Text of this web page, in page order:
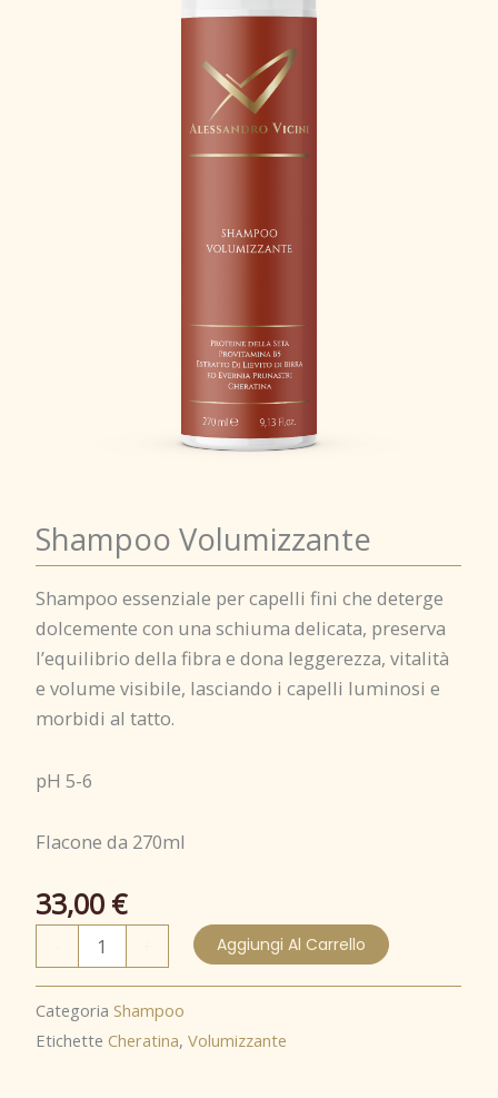
Shampoo Volumizzante
Shampoo essenziale per capelli fini che deterge
dolcemente con una schiuma delicata, preserva
l’equilibrio della fibra e dona leggerezza, vitalità
e volume visibile, lasciando i capelli luminosi e
morbidi al tatto.
pH 5-6
Flacone da 270ml
33,00 €
Shampoo
Volumizzante
Aggiungi Al Carrello
Categoria Shampoo
Etichette Cheratina,Volumizzante